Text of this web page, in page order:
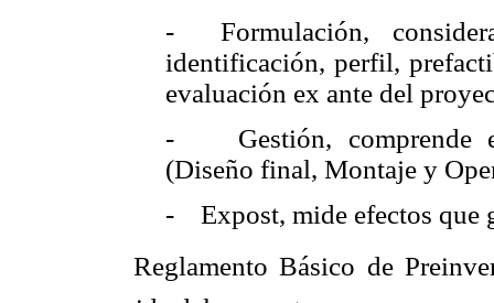
- Formulación,
identificación, perfil,
evaluación ex ante del
- Gestión, comprende
(Diseño final, Montaje y
- Expost, mide efectos que
 Reglamento Básico de